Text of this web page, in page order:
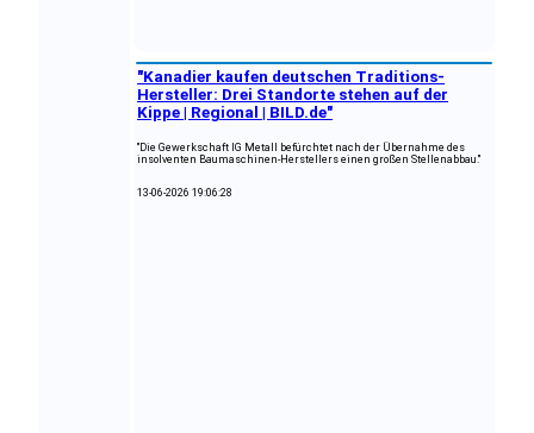
"Kanadier kaufen deutschen Traditions-
Hersteller: Drei Standorte stehen auf der
Kippe | Regional | BILD.de"
"Die Gewerkschaft IG Metall befürchtet nach der Übernahme des
insolventen Baumaschinen-Herstellers einen großen Stellenabbau."
13-06-2026 19:06:28